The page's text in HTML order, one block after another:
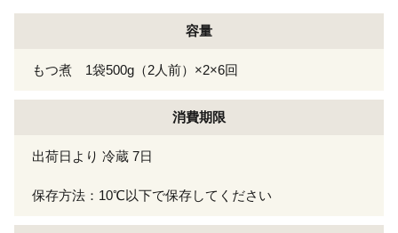
容量
もつ煮 1袋500g（2人前）×2×6回
消費期限
出荷日より 冷蔵 7日
保存方法：10℃以下で保存してください